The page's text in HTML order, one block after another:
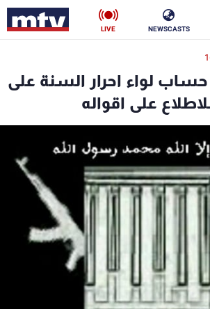
NEWSCASTS
LIVE
لواء احرار السنة على
على اقواله
ناس
رياضة